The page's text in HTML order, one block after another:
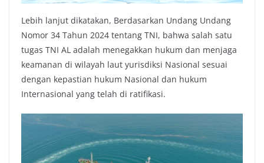
Lebih lanjut dikatakan, Berdasarkan Undang Undang
Nomor 34 Tahun 2024 tentang TNI, bahwa salah satu
tugas TNI AL adalah menegakkan hukum dan menjaga
keamanan di wilayah laut yurisdiksi Nasional sesuai
dengan kepastian hukum Nasional dan hukum
Internasional yang telah di ratifikasi.